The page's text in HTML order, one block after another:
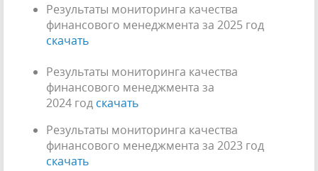
Результаты мониторинга качества
финансового менеджмента за 2025 год
скачать
Результаты мониторинга качества
финансового менеджмента за
2024 год скачать
Результаты мониторинга качества
финансового менеджмента за 2023 год
скачать